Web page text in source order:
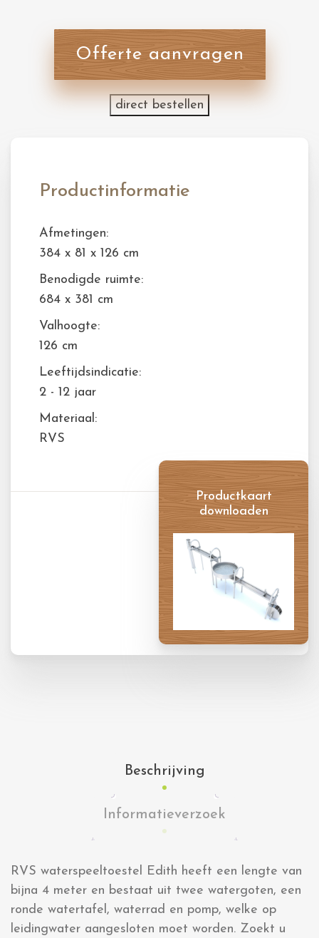
Offerte aanvragen
direct bestellen
Productinformatie
Afmetingen:
384 x 81 x 126 cm
Benodigde ruimte:
684 x 381 cm
Valhoogte:
126 cm
Leeftijdsindicatie:
2 - 12 jaar
Materiaal:
RVS
Productkaart
downloaden
Beschrijving
Informatieverzoek
RVS waterspeeltoestel Edith heeft een lengte van
bijna 4 meter en bestaat uit twee watergoten, een
ronde watertafel, waterrad en pomp, welke op
leidingwater aangesloten moet worden. Zoekt u